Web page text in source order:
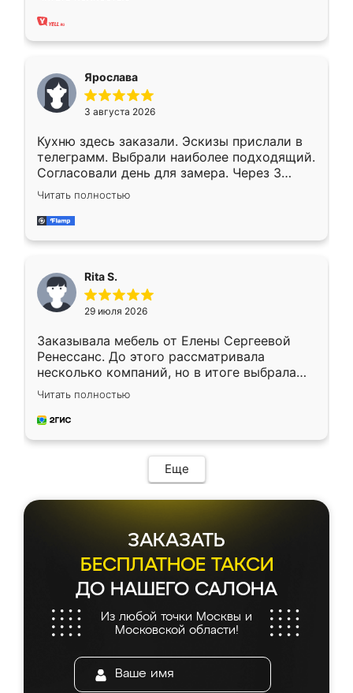
два года, нареканий нет.
Ярослава
3 августа 2026
Кухню здесь заказали. Эскизы прислали в
телеграмм. Выбрали наиболее подходящий.
Согласовали день для замера. Через 3
недели кухня была уже готова. Остались
довольны работой. Спасибо Ренессанс
мебель за качественную работу!
Читать полностью
Rita S.
29 июля 2026
Заказывала мебель от Елены Сергеевой
Ренессанс. До этого рассматривала
несколько компаний, но в итоге выбрала
эту. Сначала обговорили условия, потом
приехал замерщик, всё спокойно объяснил
и снял размеры. Изготовили в срок, с
мебель сразу встала на свое место без
каких-либо доработок. Качеством осталась
довольна, все выглядит так, как и ожидала.
Читать полностью
Еще
ЗАКАЗАТЬ
БЕСПЛАТНОЕ ТАКСИ
ДО НАШЕГО САЛОНА
Из любой точки Москвы и
Московской области!